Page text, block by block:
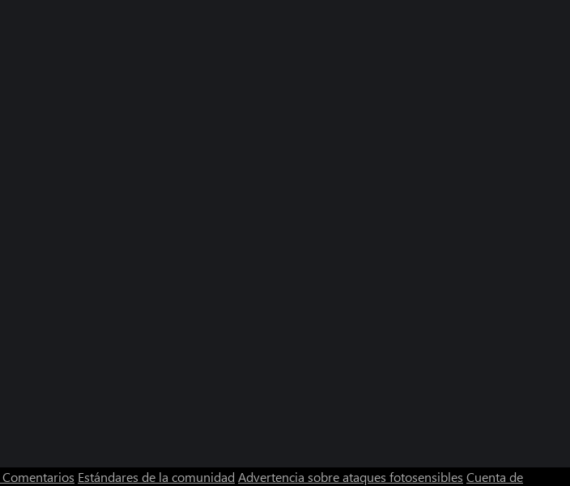
Comentarios Estándares de la comunidad Advertencia sobre ataques fotosensibles Cuenta de